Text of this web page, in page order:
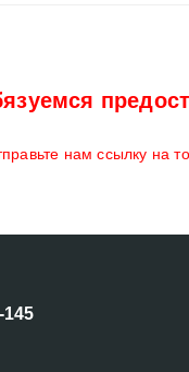
нам ссылку на
145